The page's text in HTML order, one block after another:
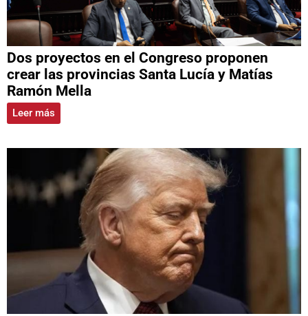
Dos proyectos en el Congreso proponen
crear las provincias Santa Lucía y Matías
Ramón Mella
Leer más